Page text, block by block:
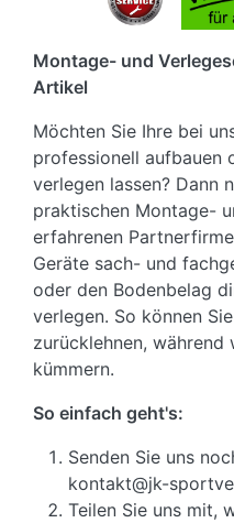
Montage- und
Artikel
Möchten Sie Ihre bei
professionell aufbauen
verlegen lassen? Dann
praktischen Montage-
erfahrenen
Geräte sach- und
oder den Bodenbelag
verlegen. So können
zurücklehnen,
kümmern.
So einfach geht's:
Senden Sie uns
kontakt@jk-
Teilen Sie uns mit,